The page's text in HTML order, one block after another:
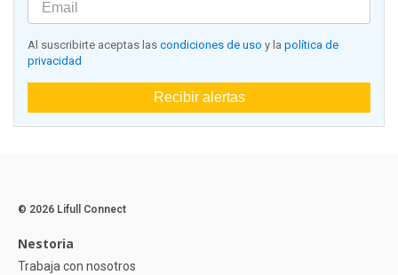
Al suscribirte aceptas las condiciones de uso y la política de
privacidad
Recibir alertas
© 2026 Lifull Connect
Nestoria
Trabaja con nosotros